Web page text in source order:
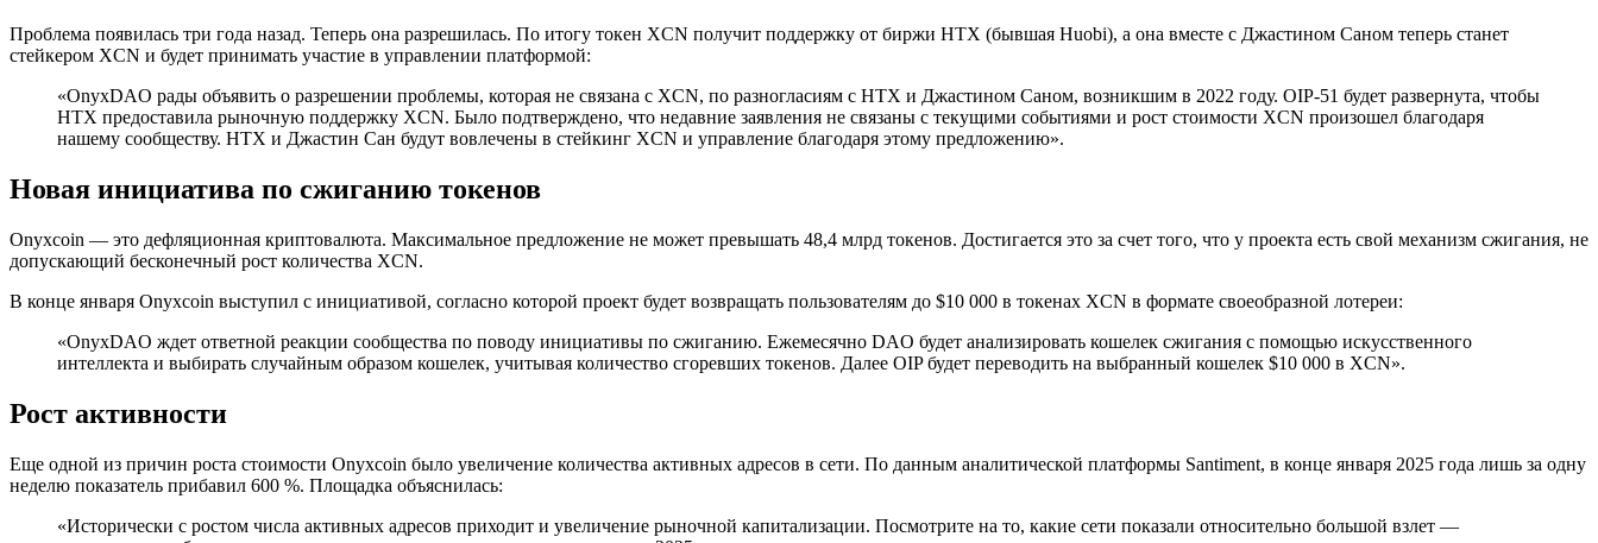
Проблема появилась три года назад. Теперь она разрешилась. По итогу токен XCN получит поддержку от биржи HTX (бывшая Huobi), а она вместе с Джастином Саном теперь станет
стейкером XCN и будет принимать участие в управлении платформой:
«OnyxDAO рады объявить о разрешении проблемы, которая не связана с XCN, по разногласиям с HTX и Джастином Саном, возникшим в 2022 году. OIP-51 будет развернута, чтобы
HTX предоставила рыночную поддержку XCN. Было подтверждено, что недавние заявления не связаны с текущими событиями и рост стоимости XCN произошел благодаря
нашему сообществу. HTX и Джастин Сан будут вовлечены в стейкинг XCN и управление благодаря этому предложению».
Новая инициатива по сжиганию токенов
Onyxcoin — это дефляционная криптовалюта. Максимальное предложение не может превышать 48,4 млрд токенов. Достигается это за счет того, что у проекта есть свой механизм сжигания, не
допускающий бесконечный рост количества XCN.
В конце января Onyxcoin выступил с инициативой, согласно которой проект будет возвращать пользователям до $10 000 в токенах XCN в формате своеобразной лотереи:
«OnyxDAO ждет ответной реакции сообщества по поводу инициативы по сжиганию. Ежемесячно DAO будет анализировать кошелек сжигания с помощью искусственного
интеллекта и выбирать случайным образом кошелек, учитывая количество сгоревших токенов. Далее OIP будет переводить на выбранный кошелек $10 000 в XCN».
Рост активности
Еще одной из причин роста стоимости Onyxcoin было увеличение количества активных адресов в сети. По данным аналитической платформы Santiment, в конце января 2025 года лишь за одну
неделю показатель прибавил 600 %. Площадка объяснилась:
«Исторически с ростом числа активных адресов приходит и увеличение рыночной капитализации. Посмотрите на то, какие сети показали относительно большой взлет —